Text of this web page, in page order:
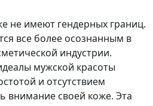
не имеют гендерных границ.
все более осознанным в
индустрии.
мужской красоты
и отсутствием
внимание своей коже. Эта